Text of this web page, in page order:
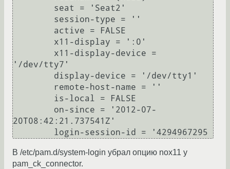
'/dev/tty7'
20T08:42:21.737541Z'
В /etc/pam.d/system-login убрал опцию nox11 у
pam_ck_connector.